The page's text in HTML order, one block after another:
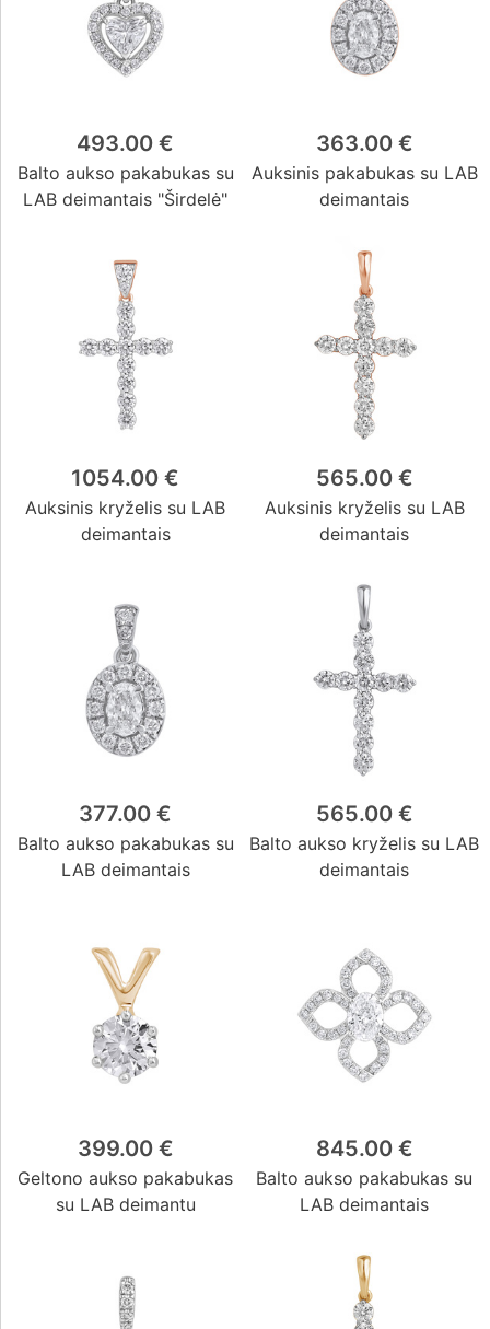
493.00 €
Balto aukso pakabukas su
LAB deimantais "Širdelė"
363.00 €
Auksinis pakabukas su LAB
deimantais
1054.00 €
Auksinis kryželis su LAB
deimantais
565.00 €
Auksinis kryželis su LAB
deimantais
377.00 €
Balto aukso pakabukas su
LAB deimantais
565.00 €
Balto aukso kryželis su LAB
deimantais
399.00 €
Geltono aukso pakabukas
su LAB deimantu
845.00 €
Balto aukso pakabukas su
LAB deimantais